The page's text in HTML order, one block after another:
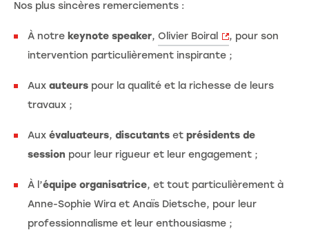
Nos plus sincères remerciements :
À notre keynote speaker, Olivier Boiral
, pour son
intervention particulièrement inspirante ;
Aux auteurs pour la qualité et la richesse de leurs
travaux ;
Aux évaluateurs, discutants et présidents de
session pour leur rigueur et leur engagement ;
À l’équipe organisatrice, et tout particulièrement à
Anne-Sophie Wira et Anaïs Dietsche, pour leur
professionnalisme et leur enthousiasme ;